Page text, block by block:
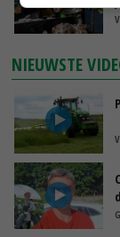
NIEUWSTE